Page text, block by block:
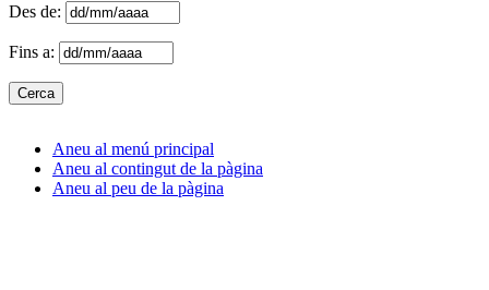
Des de:
Fins a:
Aneu al menú principal
Aneu al contingut de la pàgina
Aneu al peu de la pàgina